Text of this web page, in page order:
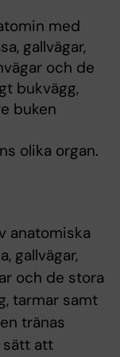
med
gallvägar,
och de
bukvägg,
buken
olika organ.
anatomiska
gallvägar,
och de stora
tarmar samt
tränas
sätt att